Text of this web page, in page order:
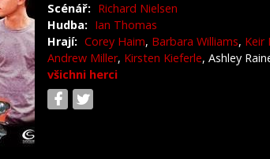
Scénář: Richard Nielsen
Hudba: Ian Thomas
Hrají: Corey Haim, Barbara Williams, Keir
Andrew Miller, Kirsten Kieferle, Ashley
všichni herci